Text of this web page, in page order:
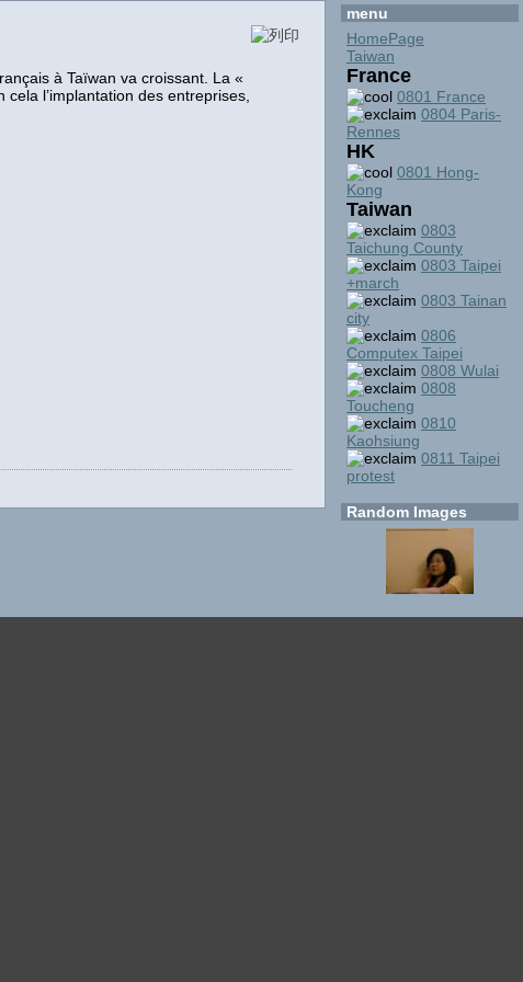
à Taïwan va croissant. La «
l’implantation des entreprises,
menu
HomePage
Taiwan
France
0801 France
0804 Paris-
Rennes
HK
0801 Hong-
Kong
Taiwan
0803
Taichung County
0803 Taipei
+march
0803 Tainan
city
0806
Computex Taipei
0808 Wulai
0808
Toucheng
0810
Kaohsiung
0811 Taipei
protest
Random Images